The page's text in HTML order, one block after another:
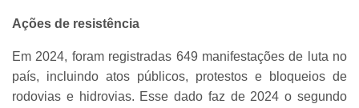
Ações de resistência
Em 2024, foram registradas 649 manifestações de luta no
país, incluindo atos públicos, protestos e bloqueios de
rodovias e hidrovias. Esse dado faz de 2024 o segundo